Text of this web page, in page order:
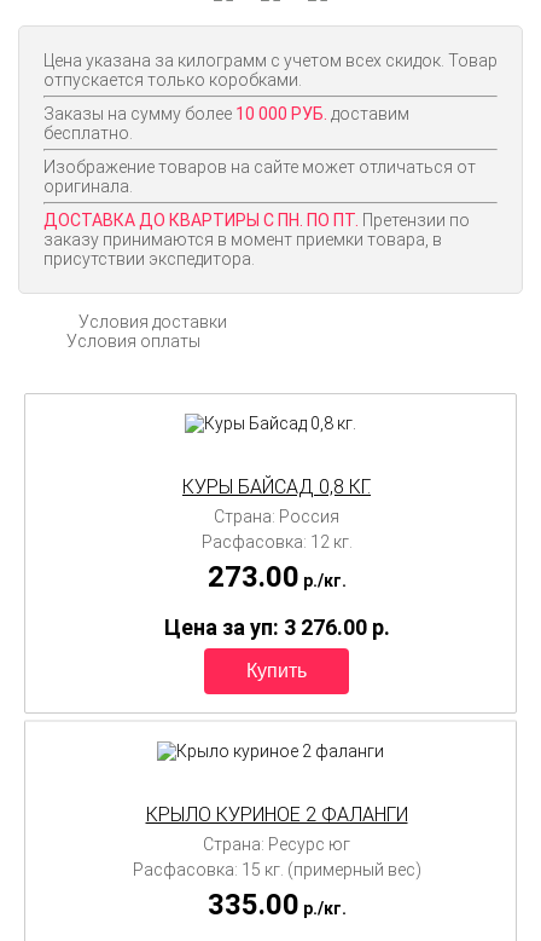
Цена указана за килограмм с учетом всех скидок. Товар
отпускается только коробками.
Заказы на сумму более 10 000 РУБ. доставим
бесплатно.
Изображение товаров на сайте может отличаться от
оригинала.
ДОСТАВКА ДО КВАРТИРЫ С ПН. ПО ПТ. Претензии по
заказу принимаются в момент приемки товара, в
присутствии экспедитора.
Условия доставки
Условия оплаты
КУРЫ БАЙСАД 0,8 КГ.
Страна: Россия
Расфасовка: 12 кг.
273.00 p./кг.
Цена за уп: 3 276.00 p.
КРЫЛО КУРИНОЕ 2 ФАЛАНГИ
Страна: Ресурс юг
Расфасовка: 15 кг. (примерный вес)
335.00 p./кг.